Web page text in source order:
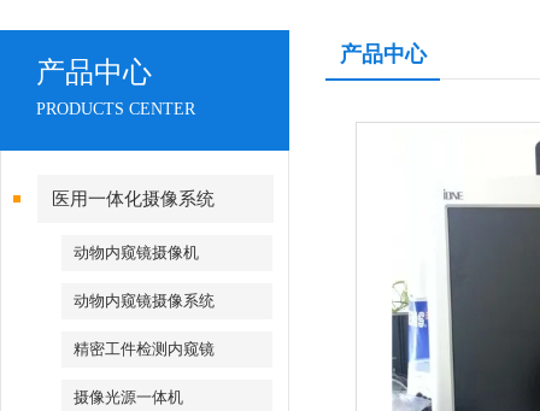
产品中心
PRODUCTS CENTER
医用一体化摄像系统
动物内窥镜摄像机
动物内窥镜摄像系统
精密工件检测内窥镜
摄像光源一体机
产品中心